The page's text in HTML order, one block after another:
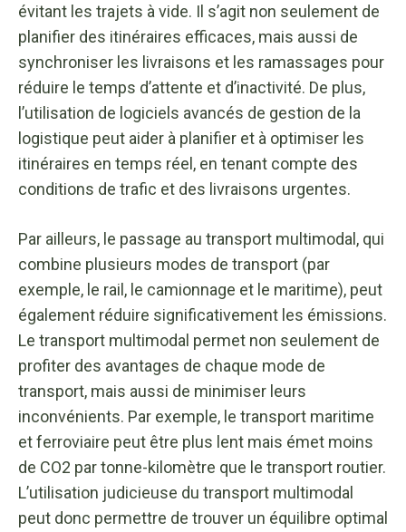
évitant les trajets à vide. Il s’agit non seulement de
planifier des itinéraires efficaces, mais aussi de
synchroniser les livraisons et les ramassages pour
réduire le temps d’attente et d’inactivité. De plus,
l’utilisation de logiciels avancés de gestion de la
logistique peut aider à planifier et à optimiser les
itinéraires en temps réel, en tenant compte des
conditions de trafic et des livraisons urgentes.
Par ailleurs, le passage au transport multimodal, qui
combine plusieurs modes de transport (par
exemple, le rail, le camionnage et le maritime), peut
également réduire significativement les émissions.
Le transport multimodal permet non seulement de
profiter des avantages de chaque mode de
transport, mais aussi de minimiser leurs
inconvénients. Par exemple, le transport maritime
et ferroviaire peut être plus lent mais émet moins
de CO2 par tonne-kilomètre que le transport routier.
L’utilisation judicieuse du transport multimodal
peut donc permettre de trouver un équilibre optimal